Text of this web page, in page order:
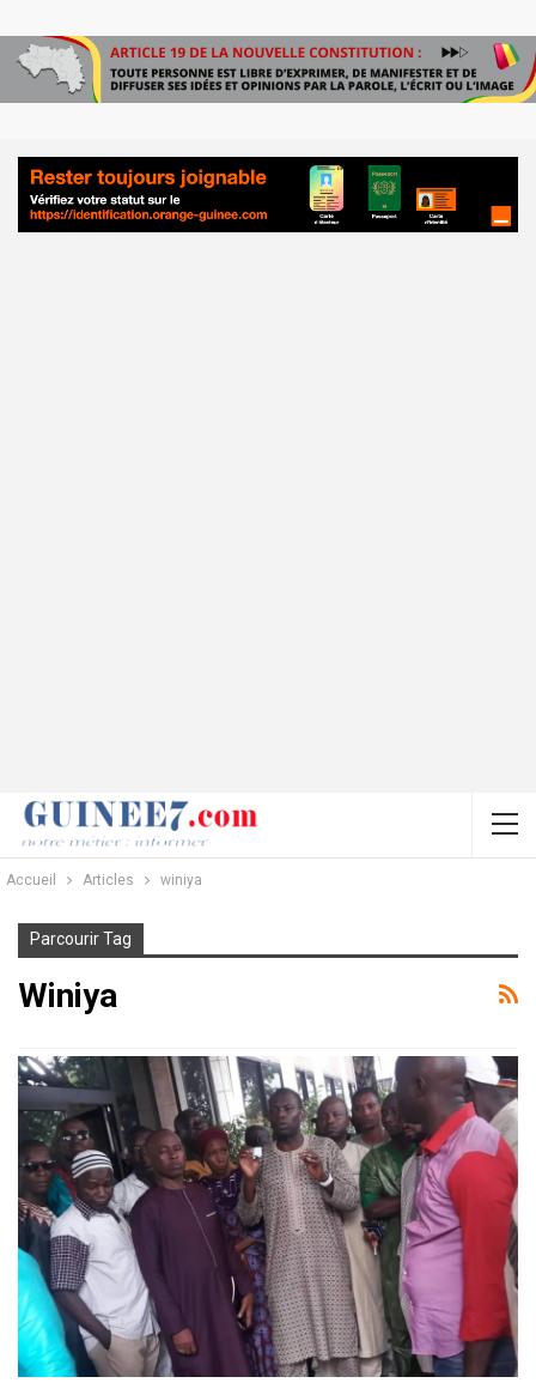
Accueil Articles winiya
Parcourir Tag
Winiya